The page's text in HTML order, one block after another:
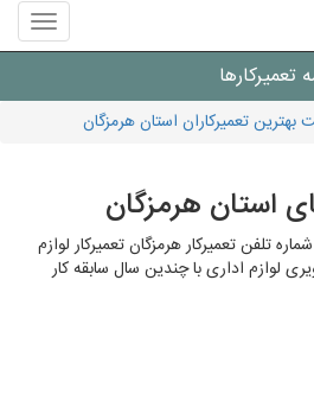
منوی
سایت
تعمیر
تعمیرکارها
بهترین تعمیرکاران استان هرمزگان
استان هرمزگان
تلفن تعمیرکار هرمزگان تعمیرکار لوازم
لوازم اداری با چندین سال سابقه کار